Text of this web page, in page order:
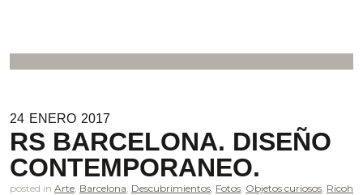
24 ENERO 2017
RS BARCELONA. DISEÑO
CONTEMPORANEO.
posted in Arte Barcelona Descubrimientos Fotos Objetos curiosos Ricoh